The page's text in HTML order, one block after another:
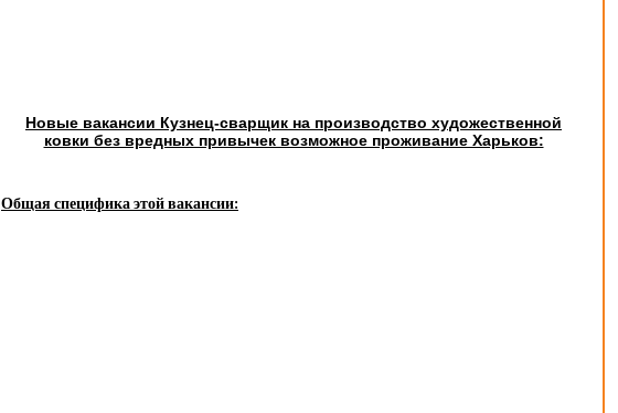
Новые вакансии Кузнец-сварщик на производство художественной
ковки без вредных привычек возможное проживание Харьков:
Общая специфика этой вакансии: